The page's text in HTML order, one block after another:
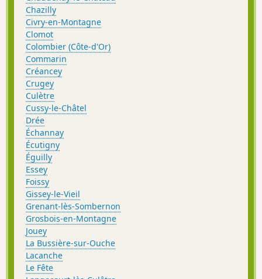
Chazilly
Civry-en-Montagne
Clomot
Colombier (Côte-d'Or)
Commarin
Créancey
Crugey
Culètre
Cussy-le-Châtel
Drée
Échannay
Écutigny
Éguilly
Essey
Foissy
Gissey-le-Vieil
Grenant-lès-Sombernon
Grosbois-en-Montagne
Jouey
La Bussière-sur-Ouche
Lacanche
Le Fête